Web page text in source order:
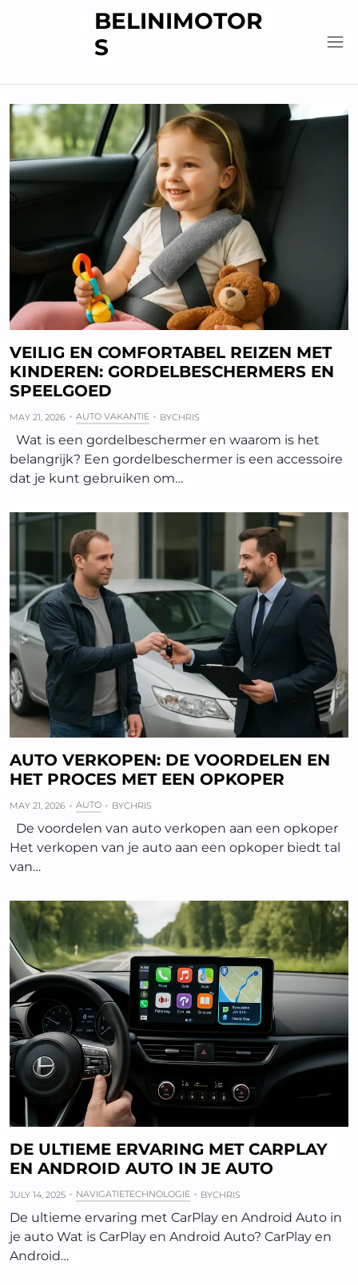
BELINIMOTOR
S
VEILIG EN COMFORTABEL REIZEN MET
KINDEREN: GORDELBESCHERMERS EN
SPEELGOED
MAY 21, 2026 AUTO VAKANTIE BYCHRIS
Wat is een gordelbeschermer en waarom is het
belangrijk? Een gordelbeschermer is een accessoire
dat je kunt gebruiken om…
AUTO VERKOPEN: DE VOORDELEN EN
HET PROCES MET EEN OPKOPER
MAY 21, 2026 AUTO BYCHRIS
De voordelen van auto verkopen aan een opkoper
Het verkopen van je auto aan een opkoper biedt tal
van…
DE ULTIEME ERVARING MET CARPLAY
EN ANDROID AUTO IN JE AUTO
JULY 14, 2025 NAVIGATIETECHNOLOGIE BYCHRIS
De ultieme ervaring met CarPlay en Android Auto in
je auto Wat is CarPlay en Android Auto? CarPlay en
Android…